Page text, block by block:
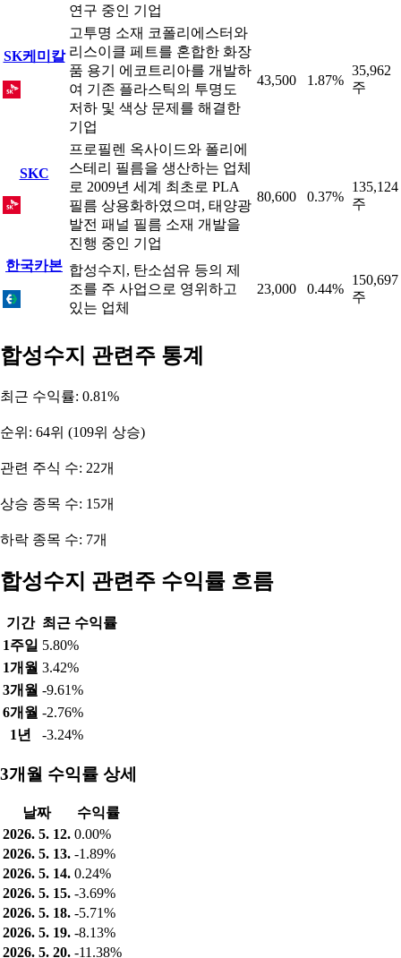
연구 중인 기업
SK케미칼
고투명 소재 코폴리에스터와
리스이클 페트를 혼합한 화장
품 용기 에코트리아를 개발하
여 기존 플라스틱의 투명도
저하 및 색상 문제를 해결한
기업
43,500 1.87%
35,962
주
SKC
프로필렌 옥사이드와 폴리에
스테리 필름을 생산하는 업체
로 2009년 세계 최초로 PLA
필름 상용화하였으며, 태양광
발전 패널 필름 소재 개발을
진행 중인 기업
80,600 0.37%
135,124
주
한국카본 합성수지, 탄소섬유 등의 제
조를 주 사업으로 영위하고
있는 업체
23,000 0.44%
150,697
주
합성수지 관련주 통계
최근 수익률: 0.81%
순위: 64위 (109위 상승)
관련 주식 수: 22개
상승 종목 수: 15개
하락 종목 수: 7개
합성수지 관련주 수익률 흐름
기간 최근 수익률
1주일 5.80%
1개월 3.42%
3개월 -9.61%
6개월 -2.76%
1년
-3.24%
3개월 수익률 상세
날짜
수익률
2026. 5. 12. 0.00%
2026. 5. 13. -1.89%
2026. 5. 14. 0.24%
2026. 5. 15. -3.69%
2026. 5. 18. -5.71%
2026. 5. 19. -8.13%
2026. 5. 20. -11.38%